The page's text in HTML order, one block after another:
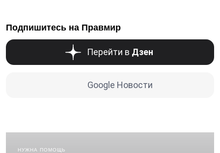
Подпишитесь на Правмир
Перейти в Дзен
Google Новости
НУЖНА ПОМОЩЬ